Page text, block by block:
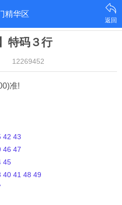
精华区
返回
特码３行
12269452
准!
42 43
46 47
45
40 41 48 49